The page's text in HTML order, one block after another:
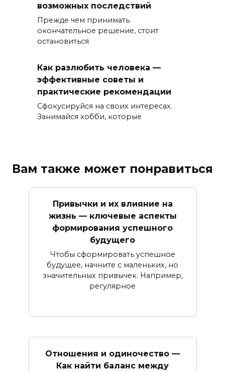
возможных последствий
Прежде чем принимать
окончательное решение, стоит
остановиться
Как разлюбить человека —
эффективные советы и
практические рекомендации
Сфокусируйся на своих интересах.
Занимайся хобби, которые
Вам также может понравиться
Привычки и их влияние на
жизнь — ключевые аспекты
формирования успешного
будущего
Чтобы сформировать успешное
будущее, начните с маленьких, но
значительных привычек. Например,
регулярное
Отношения и одиночество —
Как найти баланс между